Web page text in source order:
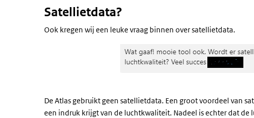
Satellietdata?
Ook kregen wij een leuke vraag binnen over satellietdata.
De Atlas gebruikt geen satellietdata. Een groot voordeel van
een indruk krijgt van de luchtkwaliteit. Nadeel is echter dat